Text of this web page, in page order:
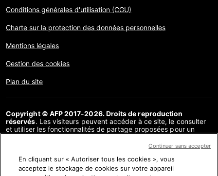
Conditions générales d'utilisation (CGU)
Charte sur la protection des données personnelles
Mentions légales
Gestion des cookies
Plan du site
Copyright © AFP 2017-2026. Droits de reproduction
réservés. Les visiteurs peuvent accéder à ce site, le consulter
et utiliser les fonctionnalités de partage proposées pour un
communication au public, distribution de tout ou partie du
soit, sans licence spécifique signée avec l’AFP, est interdite. Les
éléments analysés dans le cadre de chaque factuel sont
En cliquant sur « Autoriser tous les cookies », vous
acceptez le stockage de cookies sur votre appareil
Continuer sans accepter